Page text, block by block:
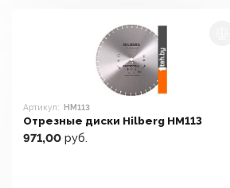
Артикул: HM113
Отрезные диски Hilberg HM113
971,00 руб.